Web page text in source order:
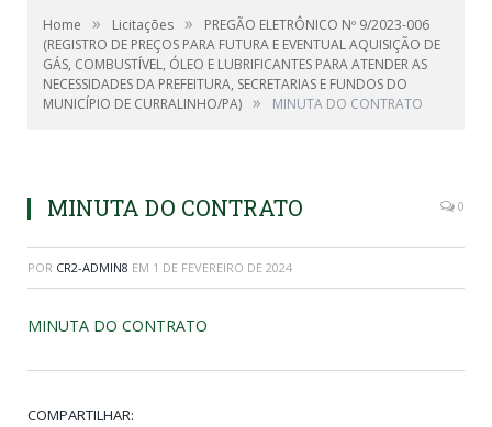
Home » Licitações »
PREGÃO ELETRÔNICO Nº 9/2023-006
(REGISTRO DE PREÇOS PARA FUTURA E EVENTUAL AQUISIÇÃO DE
GÁS, COMBUSTÍVEL, ÓLEO E LUBRIFICANTES PARA ATENDER AS
NECESSIDADES DA PREFEITURA, SECRETARIAS E FUNDOS DO
MUNICÍPIO DE CURRALINHO/PA) » MINUTA DO CONTRATO
MINUTA DO CONTRATO 0
POR CR2-ADMIN8 EM 1 DE FEVEREIRO DE 2024
MINUTA DO CONTRATO
COMPARTILHAR: